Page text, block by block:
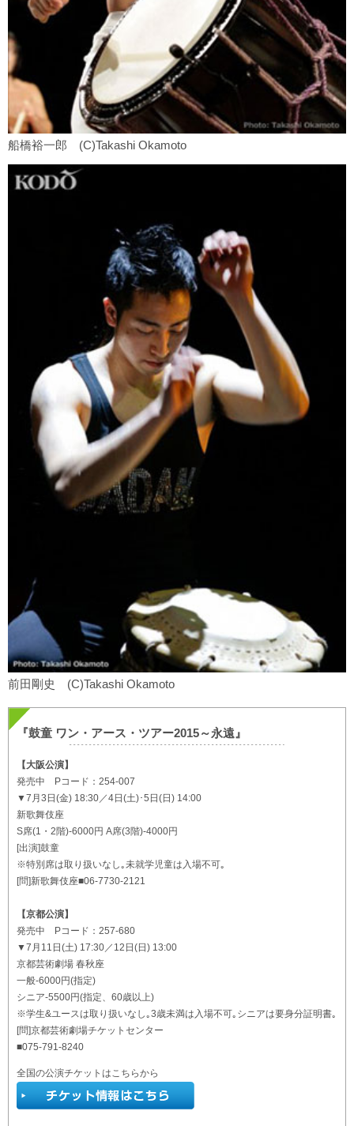
船橋裕一郎 (C)Takashi Okamoto
前田剛史 (C)Takashi Okamoto
『鼓童 ワン・アース・ツアー2015～永遠』
【大阪公演】
発売中 Pコード：254-007
▼7月3日(金) 18:30／4日(土)･5日(日) 14:00
新歌舞伎座
S席(1・2階)-6000円 A席(3階)-4000円
[出演]鼓童
※特別席は取り扱いなし｡未就学児童は入場不可｡
[問]新歌舞伎座■06-7730-2121
【京都公演】
発売中 Pコード：257-680
▼7月11日(土) 17:30／12日(日) 13:00
京都芸術劇場 春秋座
一般-6000円(指定)
シニア-5500円(指定、60歳以上)
※学生&ユースは取り扱いなし｡3歳未満は入場不可｡シニアは要身分証明書｡
[問]京都芸術劇場チケットセンター
■075-791-8240
全国の公演チケットはこちらから